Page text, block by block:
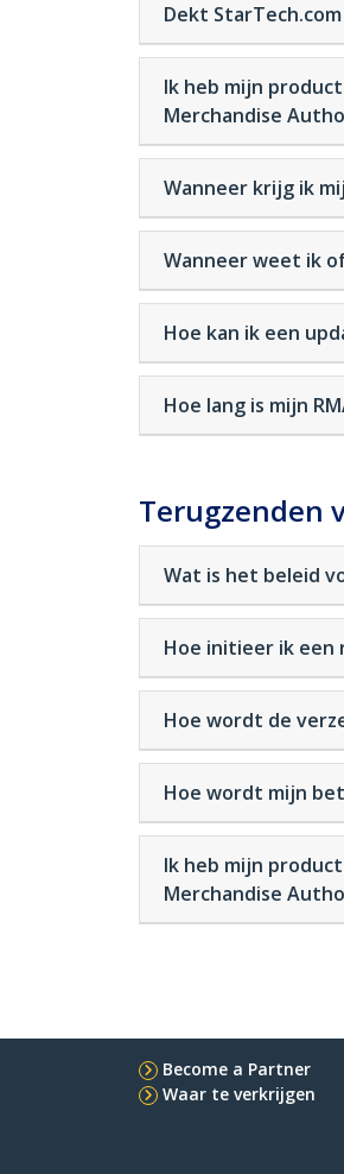
Dekt
Ik heb mijn
Merchandise
Wanneer krijg ik
Wanneer weet ik
Hoe kan ik een
Hoe lang is mijn
Terugzenden
Wat is het beleid
Hoe initieer ik een
Hoe wordt de
Hoe wordt mijn
Ik heb mijn
Merchandise
Become a Partner
Waar te verkrijgen